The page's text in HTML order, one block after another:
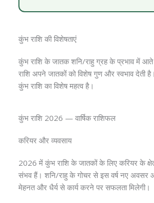
कुंभ राशि की विशेषताएं
कुंभ राशि के जातक शनि/राहु ग्रह के प्रभाव में आते
राशि अपने जातकों को विशेष गुण और स्वभाव देती
कुंभ राशि का विशेष महत्व है।
कुंभ राशि 2026 — वार्षिक राशिफल
करियर और व्यवसाय
2026 में कुंभ राशि के जातकों के लिए करियर के
संभव हैं। शनि/राहु के गोचर से इस वर्ष नए अवसर
मेहनत और धैर्य से कार्य करने पर सफलता मिलेगी।